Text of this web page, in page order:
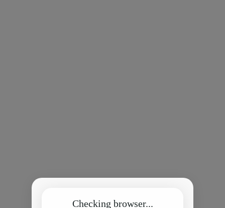
Checking browser...